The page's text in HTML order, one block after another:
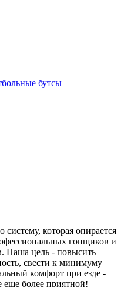
бутсы
которая опирается
гонщиков и
Наша цель - повысить
свести к минимуму
комфорт при езде -
еще более приятной!